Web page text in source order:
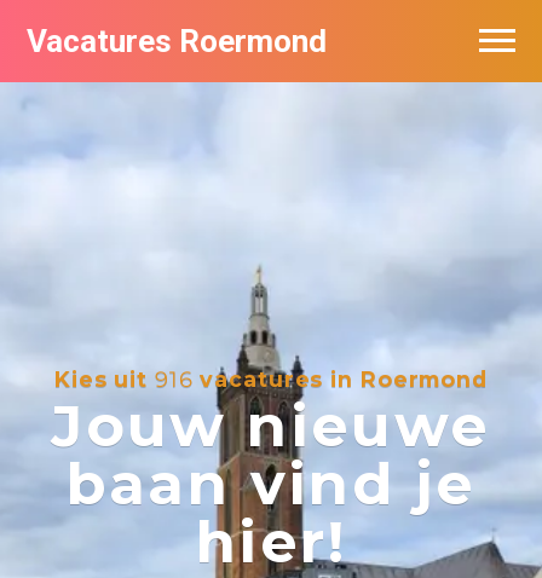
Vacatures Roermond
Kies uit 916 vacatures in Roermond
Jouw nieuwe
baan vind je
hier!
Vacatures per bedrijf in Roermond
De populairste vacatures in Roermond